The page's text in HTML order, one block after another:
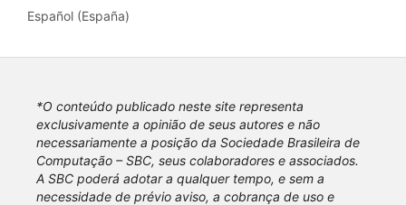
Español (España)
*O conteúdo publicado neste site representa
exclusivamente a opinião de seus autores e não
necessariamente a posição da Sociedade Brasileira de
Computação – SBC, seus colaboradores e associados.
A SBC poderá adotar a qualquer tempo, e sem a
necessidade de prévio aviso, a cobrança de uso e